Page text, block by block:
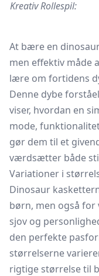
Kreativ Rollespil:
At bære en
men effektiv måde
lære om fortidens
Denne dybe
viser, hvordan en
mode,
gør dem til et
værdsætter både
Variationer i
Dinosaur
børn, men også
sjov og
den perfekte
størrelserne
rigtige størrelse til